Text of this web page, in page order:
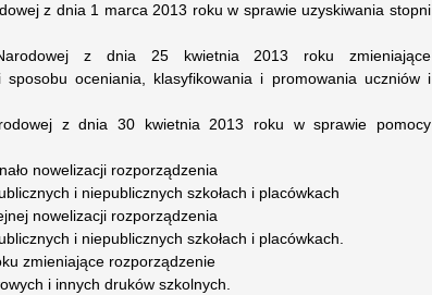
z dnia 1 marca 2013 roku w sprawie uzyskiwania stopni
z dnia 25 kwietnia 2013 roku zmieniające
oceniania, klasyfikowania i promowania uczniów i
z dnia 30 kwietnia 2013 roku w sprawie pomocy
nowelizacji rozporządzenia
i niepublicznych szkołach i placówkach
nowelizacji rozporządzenia
i niepublicznych szkołach i placówkach.
zmieniające rozporządzenie
i innych druków szkolnych.